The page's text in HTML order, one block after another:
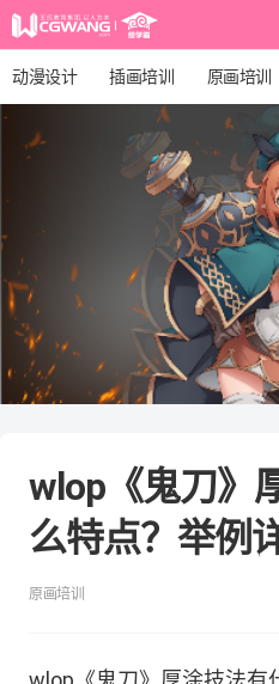
动漫设计 插画培训 原画培训
3D建模 培训课
绘画教程 板绘
wlop《鬼刀》
么特点？举例
原画培训